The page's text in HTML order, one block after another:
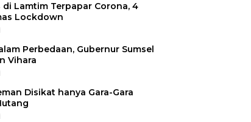
di Lamtim Terpapar Corona, 4
Lockdown
Perbedaan, Gubernur Sumsel
Vihara
Disikat hanya Gara-Gara